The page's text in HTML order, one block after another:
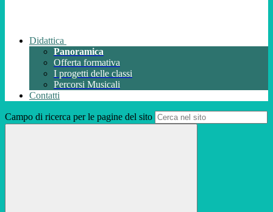
Didattica
Panoramica
Offerta formativa
I progetti delle classi
Percorsi Musicali
Contatti
Campo di ricerca per le pagine del sito